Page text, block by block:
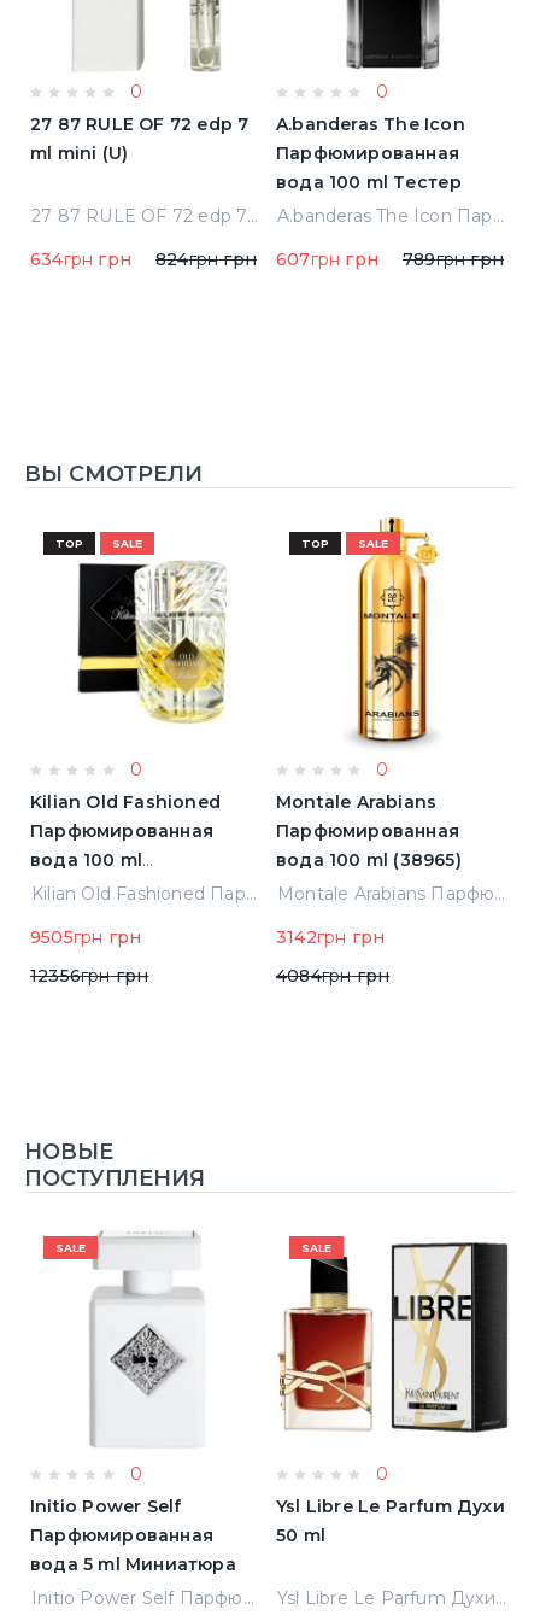
0
27 87 RULE OF 72 edp 7
ml mini (U)
27 87 RULE OF 72 edp 7 ml mini (U)
634грн грн 824грнгрн
0
A.banderas The Icon
Парфюмированная
вода 100 ml Тестер
A.banderas The Icon Парфюмированная вода 100 ml Тестер
607грн грн 789грнгрн
ВЫ СМОТРЕЛИ
TOP SALE
0
Kilian Old Fashioned
Парфюмированная
вода 100 ml
(3700550240723)
Kilian Old Fashioned Парфюмированная вода 100 ml (3700550240723)
9505грн грн
12356грнгрн
TOP SALE
0
Montale Arabians
Парфюмированная
вода 100 ml (38965)
Montale Arabians Парфюмированная вода 100 ml (38965)
3142грн грн
4084грнгрн
НОВЫЕ
ПОСТУПЛЕНИЯ
SALE
0
Initio Power Self
Парфюмированная
вода 5 ml Миниатюра
Initio Power Self Парфюмированная вода 5 ml Миниатюра
SALE
0
Ysl Libre Le Parfum Духи
50 ml
Ysl Libre Le Parfum Духи 50 ml